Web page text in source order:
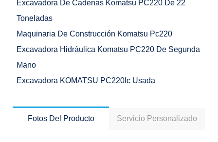
Excavadora De Cadenas Komatsu PC220 De 22
Toneladas
Maquinaria De Construcción Komatsu Pc220
Excavadora Hidráulica Komatsu PC220 De Segunda
Mano
Excavadora KOMATSU PC220lc Usada
Fotos Del Producto Servicio Personalizado